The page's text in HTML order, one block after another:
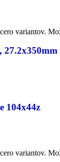
variantov.
27.2x350mm
104x44z
variantov.